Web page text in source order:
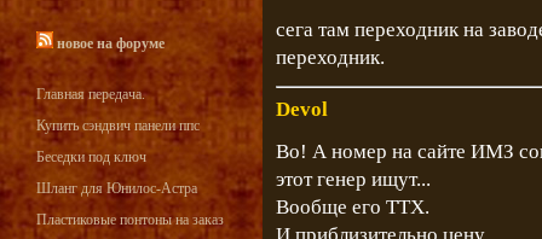
новое на форуме
Главная передача.
Купить сэндвич панели ппс
Беседки под ключ
Шланг для Юнилос-Астра
Пластиковые понтоны на заказ
сега там переходник на
переходник.
Devol
Во! А номер на сайте ИМЗ
этот генер ищут...
Вообще его ТТХ.